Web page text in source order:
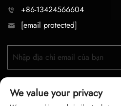
+86-13424566604
[email protected]
We value your privacy